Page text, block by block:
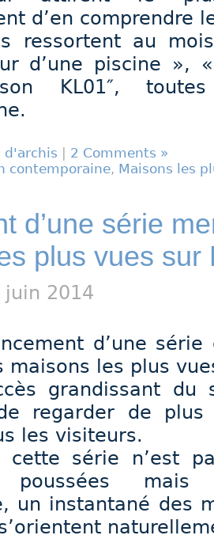
d’en comprendre
ressortent au
d’une piscine »,
KL01″, toutes
d'archis
2 Comments »
contemporaine, Maisons les
d’une série
plus vues sur
juin 2014
d’une
maisons les plus
grandissant du
regarder de
les visiteurs.
cette série n’est
poussées
un instantané des